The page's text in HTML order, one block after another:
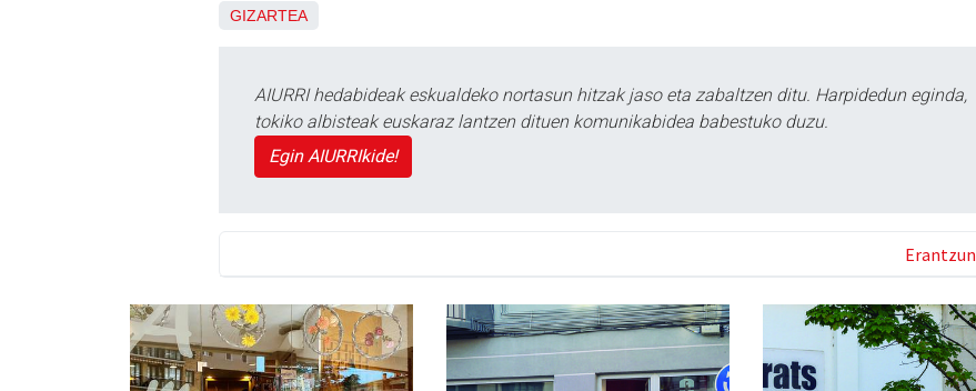
GIZARTEA
AIURRI hedabideak eskualdeko nortasun hitzak jaso eta zabaltzen ditu. Harpidedun eginda,
tokiko albisteak euskaraz lantzen dituen komunikabidea babestuko duzu.
Egin AIURRIkide!
Erantzun